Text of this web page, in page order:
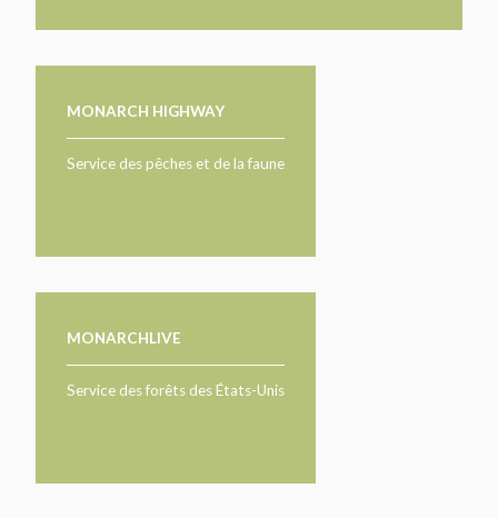
MONARCH HIGHWAY
Service des pêches et de la faune
MONARCHLIVE
Service des forêts des États-Unis